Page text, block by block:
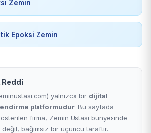
Zemin
Epoksi Zemin
yalnızca bir dijital
platformudur. Bu sayfada
firma, Zemin Ustası bünyesinde
bağımsız bir üçüncü taraftır.